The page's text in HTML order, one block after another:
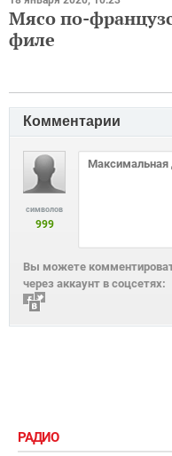
Мясо по-
филе
Комментарии
символов
999
Вы можете
через аккаунт в соцсетях:
РАДИО